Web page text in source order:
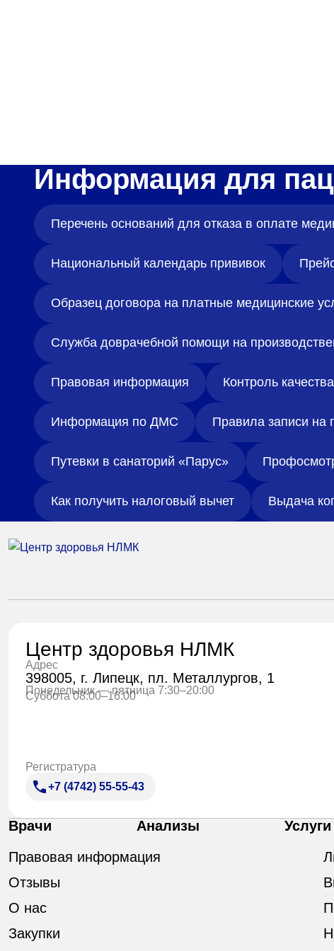
+7 (4742) 55-55-43
Информация для
Перечень оснований для отказа в оплате
Национальный календарь прививок
Образец договора на платные медицинские
Служба доврачебной помощи на
Правовая информация Контроль
Информация по ДМС Правила записи на
Путевки в санаторий «Парус»
Как получить налоговый вычет Выдача
Центр здоровья НЛМК
Адрес
398005, г. Липецк, пл. Металлургов, 1
Понедельник — пятница 7:30–20:00
Суббота 08:00–16:00
Регистратура
+7 (4742) 55-55-43
Врачи Анализы Услуги
Правовая информация
Отзывы
О нас
Закупки